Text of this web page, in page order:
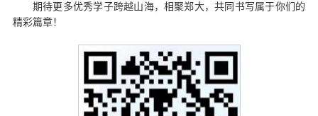
期待更多优秀学子跨越山海，相聚郑大，共同书写属于你们的
精彩篇章！